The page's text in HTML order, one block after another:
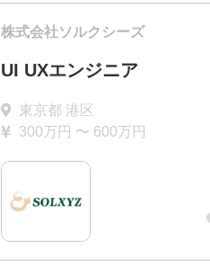
株式会社ソルクシーズ
UI UXエンジニア
東京都 港区
300万円 〜 600万円